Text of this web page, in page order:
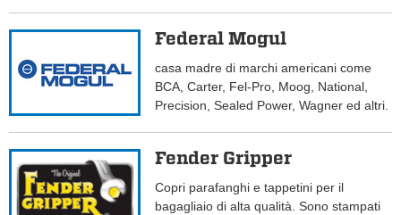
Federal Mogul
casa madre di marchi americani come
BCA, Carter, Fel-Pro, Moog, National,
Precision, Sealed Power, Wagner ed altri.
Fender Gripper
Copri parafanghi e tappetini per il
bagagliaio di alta qualità. Sono stampati